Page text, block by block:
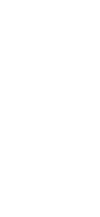
て
シーズン試合観戦チケット
27シーズン「鹿パス」